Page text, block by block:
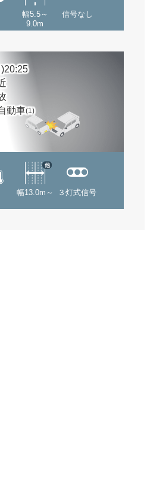
幅5.5～
9.0m
信号なし
動車(1)
幅13.0m～
他
３灯式信号